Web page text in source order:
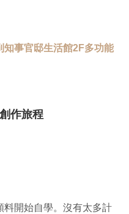
事官邸生活館2F多功能
作旅程
料開始自學。沒有太多計